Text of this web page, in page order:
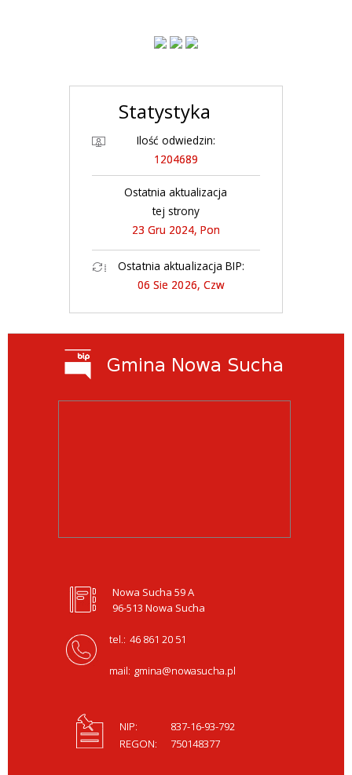
Statystyka
Ilość odwiedzin:
1204689
Ostatnia aktualizacja
tej strony
23 Gru 2024, Pon
Ostatnia aktualizacja BIP:
06 Sie 2026, Czw
Nowa Sucha 59 A
96-513 Nowa Sucha
tel.: 46 861 20 51
mail: gmina@nowasucha.pl
NIP:
837-16-93-792
REGON:
750148377